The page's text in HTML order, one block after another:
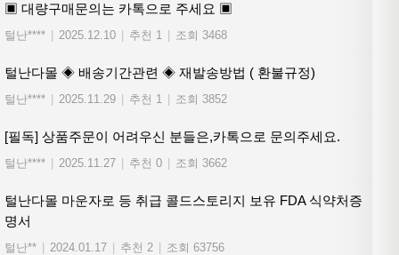
▣ 대량구매문의는 카톡으로 주세요 ▣
털난**** 2025.12.10 추천 1 조회 3468
털난다몰 ◈ 배송기간관련 ◈ 재발송방법 ( 환불규정)
털난**** 2025.11.29 추천 1 조회 3852
[필독] 상품주문이 어려우신 분들은,카톡으로 문의주세요.
털난**** 2025.11.27 추천 0 조회 3662
털난다몰 마운자로 등 취급 콜드스토리지 보유 FDA 식약처증
명서
털난** 2024.01.17 추천 2 조회 63756